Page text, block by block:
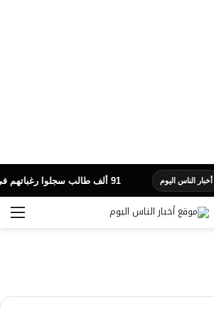
91 ألف طالب سجلوا رغباتهم في تنسيق المرحلة الأولى للقبول بالجامعات